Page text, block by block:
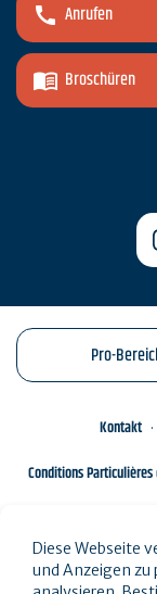
Anrufen
Broschüren
Pro-
Kontakt
Conditions Particulières
Diese Webseite
und Anzeigen zu